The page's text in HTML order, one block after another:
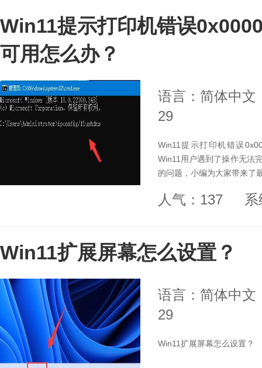
Win11提示打印机错误
可用怎么办？
语言：简体中文
29
Win11提示打印机错误
Win11用户遇到了操作无法
的问题，小编为大家带来了
人气：137
Win11扩展屏幕怎么设置？
语言：简体中文
29
Win11扩展屏幕怎么设置？